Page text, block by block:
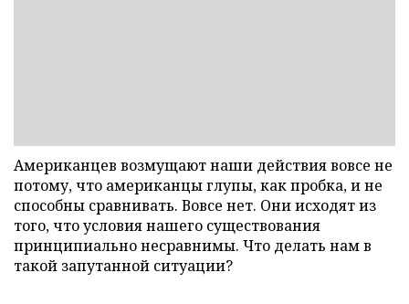
Американцев возмущают наши действия вовсе не
потому, что американцы глупы, как пробка, и не
способны сравнивать. Вовсе нет. Они исходят из
того, что условия нашего существования
принципиально несравнимы. Что делать нам в
такой запутанной ситуации?